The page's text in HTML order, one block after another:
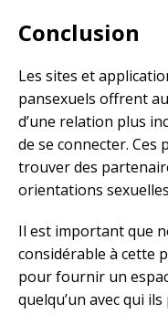
Conclusion
Les sites et
pansexuels offrent
d’une relation plus
de se connecter.
trouver des
orientations
Il est important que
considérable à cette
pour fournir un
quelqu’un avec qui